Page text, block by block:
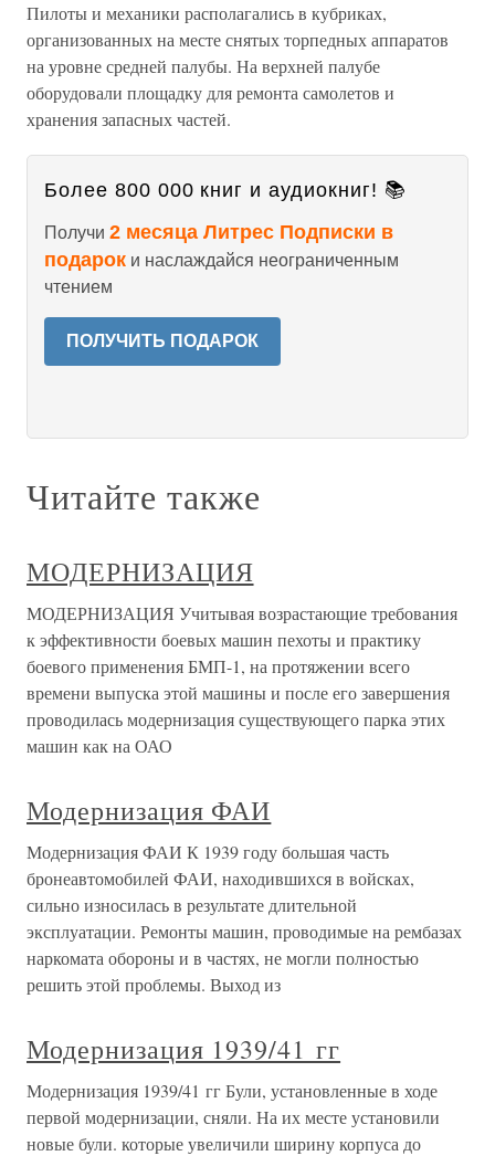
Пилоты и механики располагались в кубриках,
организованных на месте снятых торпедных аппаратов
на уровне средней палубы. На верхней палубе
оборудовали площадку для ремонта самолетов и
хранения запасных частей.
Более 800 000 книг и аудиокниг! 📚
Получи 2 месяца Литрес Подписки в
подарок и наслаждайся неограниченным
чтением
ПОЛУЧИТЬ ПОДАРОК
Читайте также
МОДЕРНИЗАЦИЯ
МОДЕРНИЗАЦИЯ Учитывая возрастающие требования
к эффективности боевых машин пехоты и практику
боевого применения БМП-1, на протяжении всего
времени выпуска этой машины и после его завершения
проводилась модернизация существующего парка этих
машин как на ОАО
Модернизация ФАИ
Модернизация ФАИ К 1939 году большая часть
бронеавтомобилей ФАИ, находившихся в войсках,
сильно износилась в результате длительной
эксплуатации. Ремонты машин, проводимые на рембазах
наркомата обороны и в частях, не могли полностью
решить этой проблемы. Выход из
Модернизация 1939/41 гг
Модернизация 1939/41 гг Були, установленные в ходе
первой модернизации, сняли. На их месте установили
новые були. которые увеличили ширину корпуса до